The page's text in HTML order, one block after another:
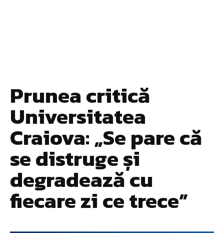
Prunea critică
Universitatea
Craiova: „Se pare că
se distruge și
degradează cu
fiecare zi ce trece”